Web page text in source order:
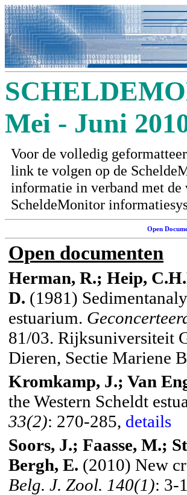
Mei - Juni
Voor de volledig
link te volgen op de
informatie in verband met
ScheldeMonitor
Open
Open documenten
Herman, R.; Heip,
D. (1981)
estuarium.
81/03. Rijksuniversiteit
Dieren, Sectie Mariene
Kromkamp, J.; Van
the Western Scheldt
33(2): 270-285, details
Soors, J.; Faasse, M.;
Bergh, E. (2010) New
Belg. J. Zool. 140(1): 3-